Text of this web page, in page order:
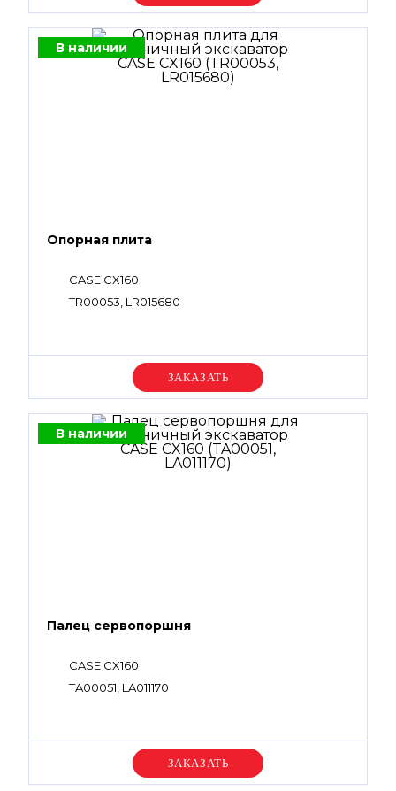
В наличии
Опорная плита
CASE CX160
TR00053, LR015680
Уточняйте цену
В наличии
Палец сервопоршня
CASE CX160
TA00051, LA011170
Уточняйте цену